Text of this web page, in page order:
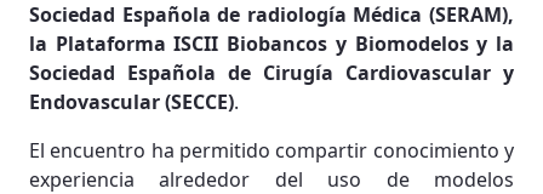
Sociedad Española de radiología Médica (SERAM),
la Plataforma ISCII Biobancos y Biomodelos y la
Sociedad Española de Cirugía Cardiovascular y
Endovascular (SECCE).
El encuentro ha permitido compartir conocimiento y
experiencia alrededor del uso de modelos